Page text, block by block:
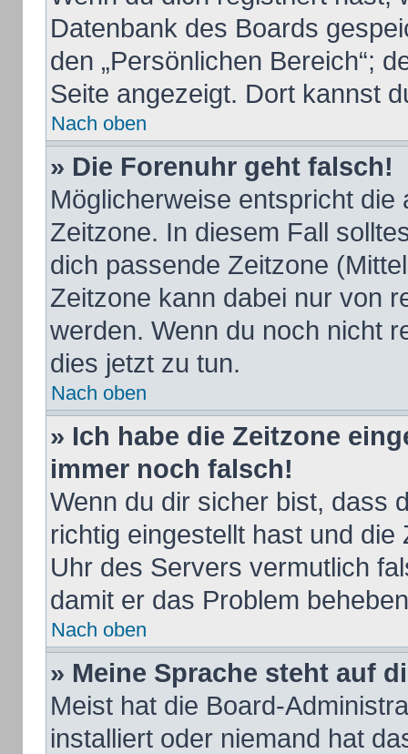
Datenbank des Boards
den „Persönlichen Bereich“;
Seite angezeigt. Dort kannst
Nach oben
» Die Forenuhr geht falsch!
Möglicherweise entspricht
Zeitzone. In diesem Fall
dich passende Zeitzone
Zeitzone kann dabei nur von
werden. Wenn du noch nicht
dies jetzt zu tun.
Nach oben
» Ich habe die Zeitzone
immer noch falsch!
Wenn du dir sicher bist, dass
richtig eingestellt hast und
Uhr des Servers vermutlich
damit er das Problem
Nach oben
» Meine Sprache steht auf
Meist hat die Board-
installiert oder niemand hat